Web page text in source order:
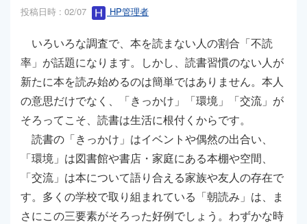
投稿日時 : 02/07 HP管理者
いろいろな調査で、本を読まない人の割合「不読
率」が話題になります。しかし、読書習慣のない人が
新たに本を読み始めるのは簡単ではありません。本人
の意思だけでなく、「きっかけ」「環境」「交流」が
そろってこそ、読書は生活に根付くからです。
読書の「きっかけ」はイベントや偶然の出合い、
「環境」は図書館や書店・家庭にある本棚や空間、
「交流」は本について語り合える家族や友人の存在で
す。多くの学校で取り組まれている「朝読み」は、ま
さにこの三要素がそろった好例でしょう。わずかな時